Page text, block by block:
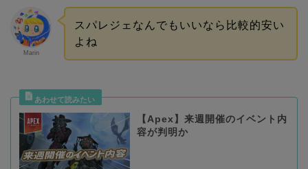
Marin
スパレジェなんでもいいなら比較的安い
よね
【Apex】来週開催のイベント内
容が判明か